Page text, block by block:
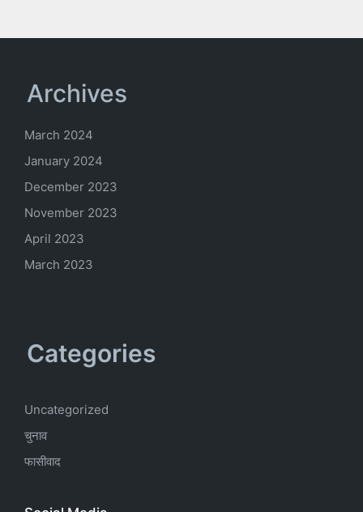
Archives
March 2024
January 2024
December 2023
November 2023
April 2023
March 2023
Categories
Uncategorized
चुनाव
फासीवाद